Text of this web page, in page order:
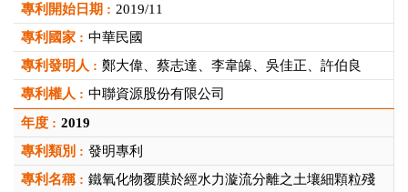
2019/11
中華民國
鄭大偉、蔡志達、李韋皞、吳佳正、許伯良
中聯資源股份有限公司
2019
發明專利
鐵氧化物覆膜於經水力漩流分離之土壤細顆粒殘